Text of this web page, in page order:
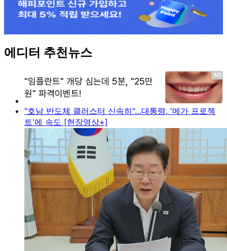
에디터 추천뉴스
"호남 반도체 클러스터 신속히"…대통령, '메가 프로젝
트'에 속도 [현장영상+]